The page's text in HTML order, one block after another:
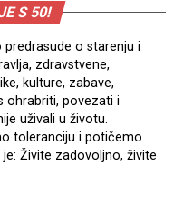
S 50!
o starenju i
zdravstvene,
kulture, zabave,
ohrabriti, povezati i
uživali u životu.
toleranciju i potičemo
Živite zadovoljno, živite